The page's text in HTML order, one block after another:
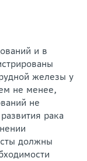
и в
железы у
не менее,
не
рака
должны